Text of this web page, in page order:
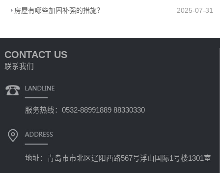
房屋有哪些加固补强的措施？
2025-07-31
CONTACT US
联系我们
服务热线：0532-88991889 88330330
地址：青岛市市北区辽阳西路567号浮山国际1号楼1301室